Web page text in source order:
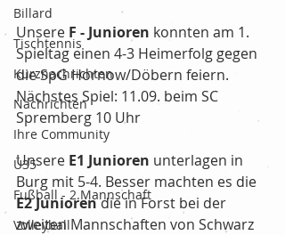
Billard
Tischtennis
Kurznachrichten
Nachrichten
Ihre Community
Ü35
Fußball - 2.Mannschaft
Volleyball
Unsere F - Junioren konnten am 1.
Spieltag einen 4-3 Heimerfolg gegen
die SpG Hornow/Döbern feiern.
Nächstes Spiel: 11.09. beim SC
Spremberg 10 Uhr
Unsere E1 Junioren unterlagen in
Burg mit 5-4. Besser machten es die
E2 Junioren die in Forst bei der
zweiten Mannschaften von Schwarz